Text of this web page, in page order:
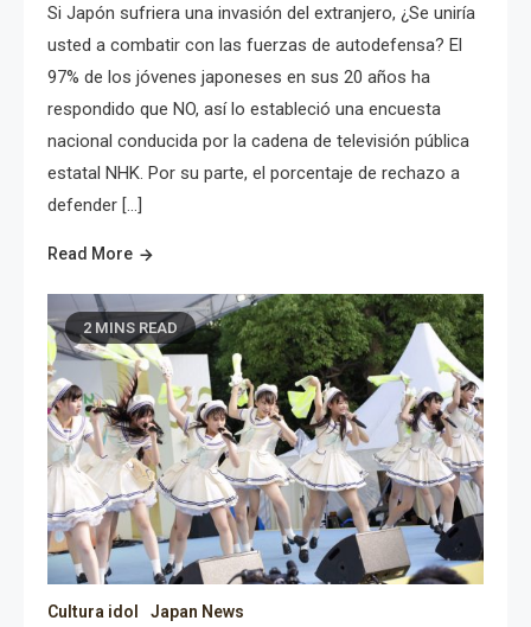
Si Japón sufriera una invasión del extranjero, ¿Se uniría
usted a combatir con las fuerzas de autodefensa? El
97% de los jóvenes japoneses en sus 20 años ha
respondido que NO, así lo estableció una encuesta
nacional conducida por la cadena de televisión pública
estatal NHK. Por su parte, el porcentaje de rechazo a
defender […]
Read More
2 MINS READ
Cultura idol Japan News